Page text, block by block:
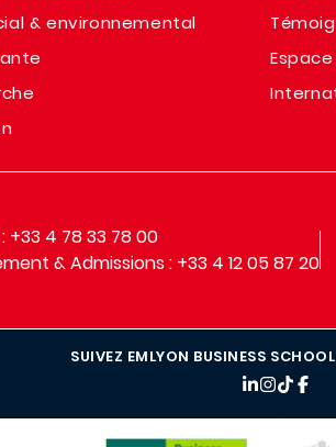
& environnemental
+33 4 78 33 78 00
& Admissions : +33 4 12 05 87 20
SUIVEZ EMLYON BUSINESS